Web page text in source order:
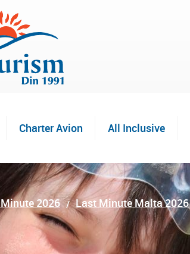
Charter Avion All Inclusive
2026 Last Minute Malta 2026